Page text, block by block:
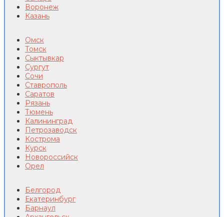
Воронеж
Казань
Омск
Томск
Сыктывкар
Сургут
Сочи
Ставрополь
Саратов
Рязань
Тюмень
Калининград
Петрозаводск
Кострома
Курск
Новороссийск
Орел
Белгород
Екатеринбург
Барнаул